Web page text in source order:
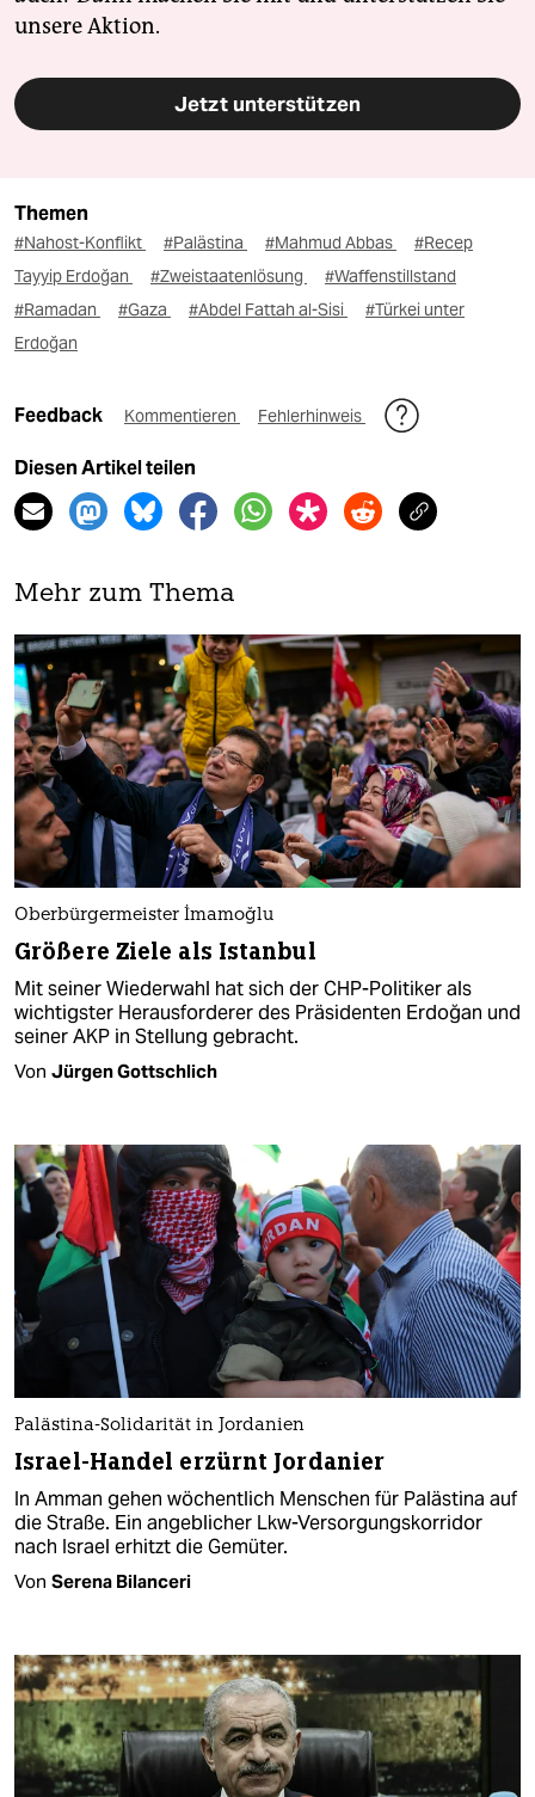
unsere Aktion.
Jetzt unterstützen
Themen
#Nahost-Konflikt #Palästina #Mahmud Abbas
#Recep
Tayyip Erdoğan
#Zweistaatenlösung
#Waffenstillstand
#Ramadan
#Gaza #Abdel Fattah al-Sisi
#Türkei unter
Erdoğan
Feedback Kommentieren Fehlerhinweis
Diesen Artikel teilen
Mehr zum Thema
Oberbürgermeister İmamoğlu
Größere Ziele als Istanbul
Mit seiner Wiederwahl hat sich der CHP-Politiker als
wichtigster Herausforderer des Präsidenten Erdoğan und
seiner AKP in Stellung gebracht.
Von Jürgen Gottschlich
Palästina-Solidarität in Jordanien
Israel-Handel erzürnt Jordanier
In Amman gehen wöchentlich Menschen für Palästina auf
die Straße. Ein angeblicher Lkw-Versorgungskorridor
nach Israel erhitzt die Gemüter.
Von Serena Bilanceri